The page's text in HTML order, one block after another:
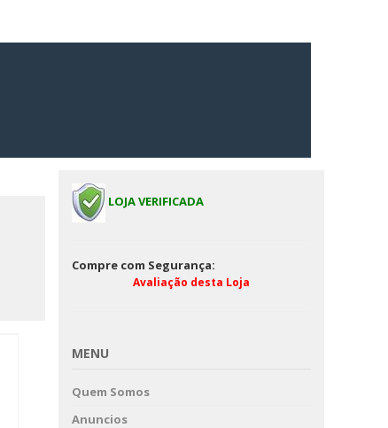
LOJA VERIFICADA
Compre com Segurança:
Avaliação desta Loja
MENU
Quem Somos
Anuncios